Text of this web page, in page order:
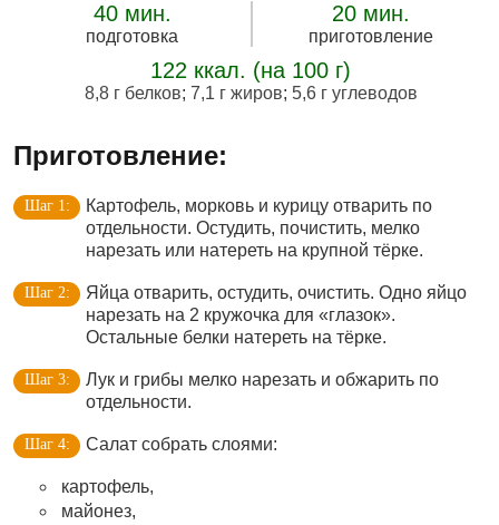
40 мин.
подготовка
20 мин.
приготовление
122 ккал. (на 100 г)
8,8 г белков; 7,1 г жиров; 5,6 г углеводов
Приготовление:
Картофель, морковь и курицу отварить по
отдельности. Остудить, почистить, мелко
нарезать или натереть на крупной тёрке.
Яйца отварить, остудить, очистить. Одно яйцо
нарезать на 2 кружочка для «глазок».
Остальные белки натереть на тёрке.
Лук и грибы мелко нарезать и обжарить по
отдельности.
Салат собрать слоями:
картофель,
майонез,